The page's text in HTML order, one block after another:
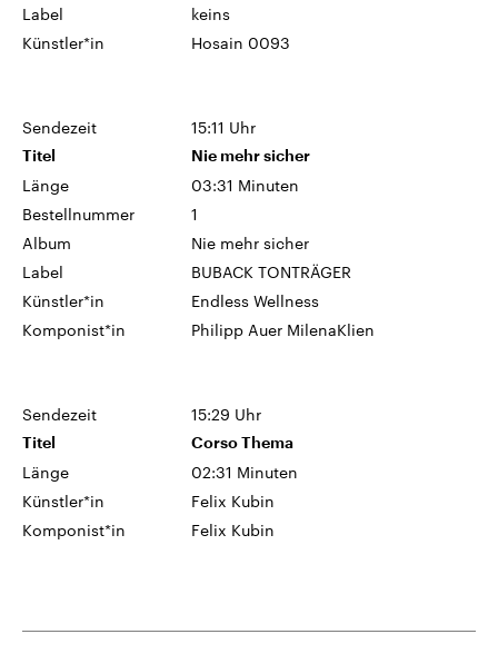
Label
keins
Künstler*in
Hosain 0093
Sendezeit 15:11 Uhr
Titel Nie mehr sicher
Länge
03:31 Minuten
Bestellnummer
1
Album
Nie mehr sicher
Label
BUBACK TONTRÄGER
Künstler*in
Endless Wellness
Komponist*in
Philipp Auer MilenaKlien
Sendezeit 15:29 Uhr
Titel Corso Thema
Länge
02:31 Minuten
Künstler*in
Felix Kubin
Komponist*in
Felix Kubin